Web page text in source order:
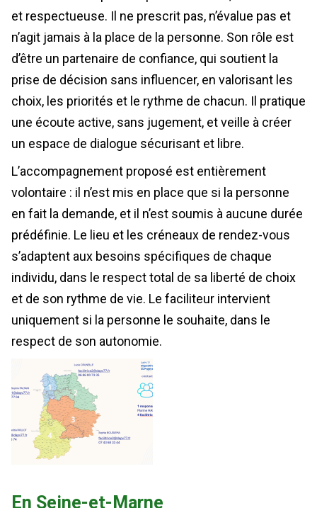
et respectueuse. Il ne prescrit pas, n’évalue pas et
n’agit jamais à la place de la personne. Son rôle est
d’être un partenaire de confiance, qui soutient la
prise de décision sans influencer, en valorisant les
choix, les priorités et le rythme de chacun. Il pratique
une écoute active, sans jugement, et veille à créer
un espace de dialogue sécurisant et libre.
L’accompagnement proposé est entièrement
volontaire : il n’est mis en place que si la personne
en fait la demande, et il n’est soumis à aucune durée
prédéfinie. Le lieu et les créneaux de rendez-vous
s’adaptent aux besoins spécifiques de chaque
individu, dans le respect total de sa liberté de choix
et de son rythme de vie. Le faciliteur intervient
uniquement si la personne le souhaite, dans le
respect de son autonomie.
En Seine-et-Marne